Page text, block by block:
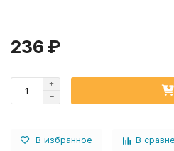
236 ₽
В избранное В